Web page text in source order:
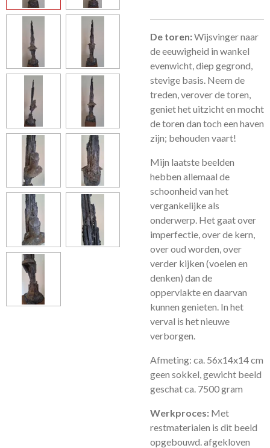
De toren:Wijsvinger naar
de eeuwigheid in wankel
evenwicht, diep gegrond,
stevige basis. Neem de
treden, verover de toren,
geniet het uitzicht en mocht
de toren dan toch een haven
zijn; behouden vaart!
Mijn laatste beelden
hebben allemaal de
schoonheid van het
vergankelijke als
onderwerp. Het gaat over
imperfectie, over de kern,
over oud worden, over
verder kijken (voelen en
denken) dan de
oppervlakte en daarvan
kunnen genieten. In het
verval is het nieuwe
verborgen.
Afmeting: ca. 56x14x14 cm
geen sokkel, gewicht beeld
geschat ca. 7500 gram
Werkproces: Met
restmaterialen is dit beeld
opgebouwd. afgekloven